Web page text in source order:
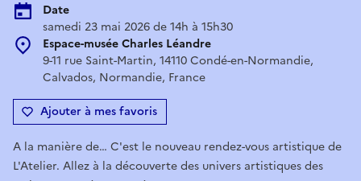
Date
samedi 23 mai 2026 de 14h à 15h30
Espace-musée Charles Léandre
9-11 rue Saint-Martin, 14110 Condé-en-Normandie,
Calvados, Normandie, France
Ajouter à mes favoris
A la manière de… C'est le nouveau rendez-vous artistique de
L'Atelier. Allez à la découverte des univers artistiques des